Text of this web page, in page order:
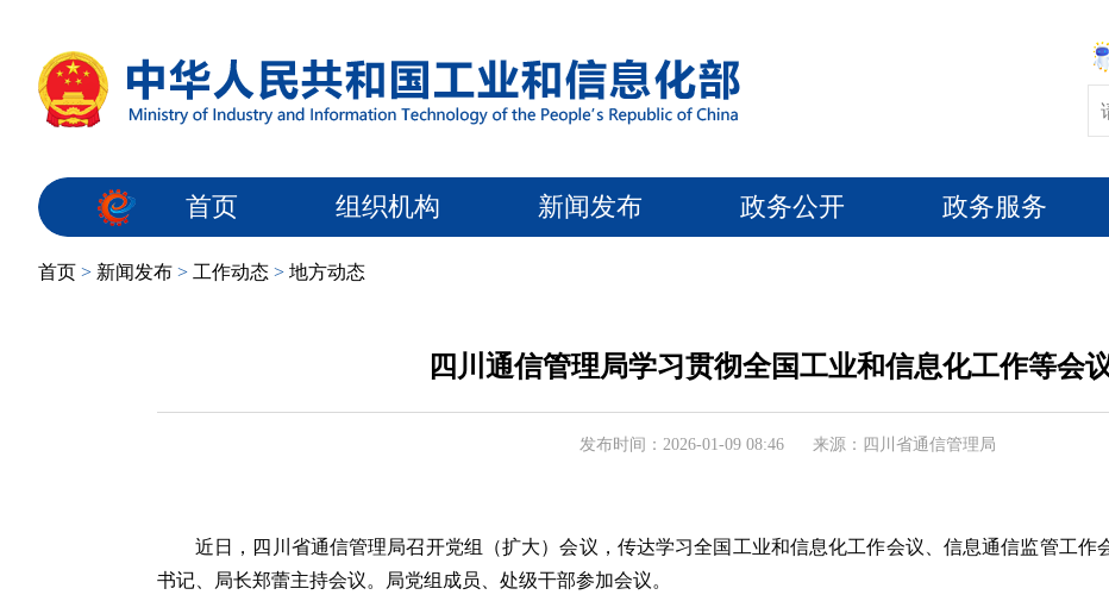
首页 组织机构 新闻发布 政务公开 政务服务
首页 > 新闻发布 > 工作动态 > 地方动态
四川通信管理局学习贯彻全国工业和信息化工作等会
发布时间：2026-01-09 08:46 来源：四川省通信管理局
近日，四川省通信管理局召开党组（扩大）会议，传达学习全国工业和信息化工作会议、信息通信监管工作
书记、局长郑蕾主持会议。局党组成员、处级干部参加会议。